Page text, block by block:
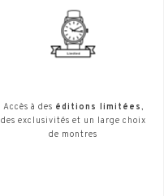
Accès à des éditions limitées,
des exclusivités et un large choix
de montres